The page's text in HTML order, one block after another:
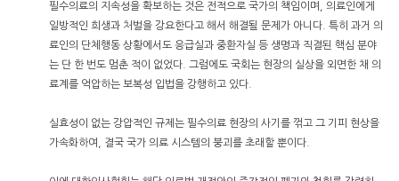
필수의료의 지속성을 확보하는 것은 전적으로 국가의 책임이며, 의료인에게
일방적인 희생과 처벌을 강요한다고 해서 해결될 문제가 아니다. 특히 과거 의
료인의 단체행동 상황에서도 응급실과 중환자실 등 생명과 직결된 핵심 분야
는 단 한 번도 멈춘 적이 없었다. 그럼에도 국회는 현장의 실상을 외면한 채 의
료계를 억압하는 보복성 입법을 강행하고 있다.
실효성이 없는 강압적인 규제는 필수의료 현장의 사기를 꺾고 그 기피 현상을
가속화하여, 결국 국가 의료 시스템의 붕괴를 초래할 뿐이다.